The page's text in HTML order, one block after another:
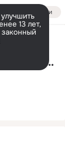
Войти
13 лет,
Los Tremendos de México